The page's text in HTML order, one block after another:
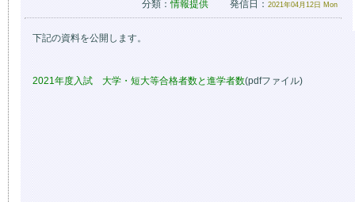
分類：情報提供発信日：2021年04月12日 Mon
下記の資料を公開します。
2021年度入試 大学・短大等合格者数と進学者数(pdfファイル)